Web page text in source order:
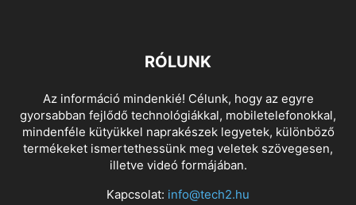
RÓLUNK
Az információ mindenkié! Célunk, hogy az egyre
gyorsabban fejlődő technológiákkal, mobiletelefonokkal,
mindenféle kütyükkel naprakészek legyetek, különböző
termékeket ismertethessünk meg veletek szövegesen,
illetve videó formájában.
Kapcsolat: info@tech2.hu